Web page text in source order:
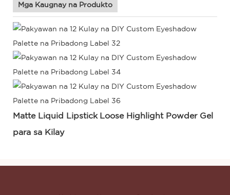
Mga Kaugnay na Produkto
Matte Liquid Lipstick Loose Highlight Powder Gel
para sa Kilay